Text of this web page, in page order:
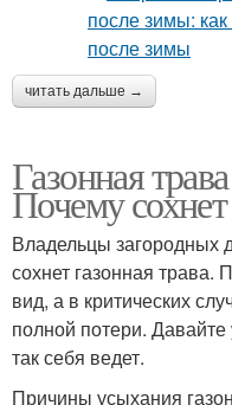
читать дальше →
Газонная
Почему
Владельцы загородных
сохнет газонная трава.
вид, а в критических
полной потери.
так себя ведет.
Причины усыхания